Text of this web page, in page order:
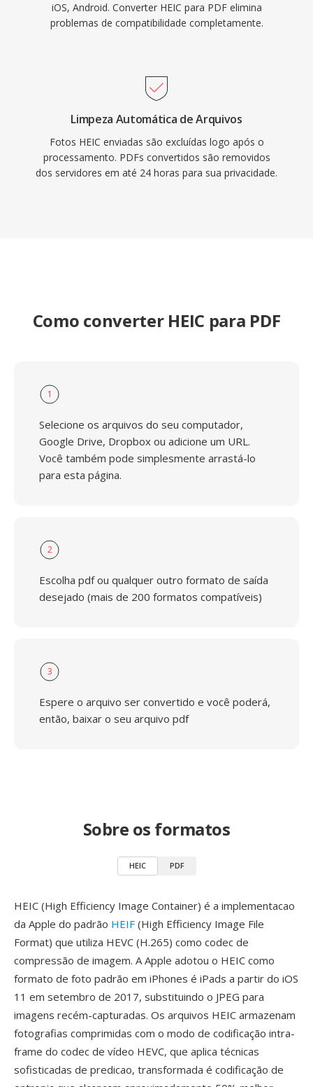
iOS, Android. Converter HEIC para PDF elimina
problemas de compatibilidade completamente.
Limpeza Automática de Arquivos
Fotos HEIC enviadas são excluídas logo após o
processamento. PDFs convertidos são removidos
dos servidores em até 24 horas para sua privacidade.
Como converter HEIC para PDF
1
Selecione os arquivos do seu computador,
Google Drive, Dropbox ou adicione um URL.
Você também pode simplesmente arrastá-lo
para esta página.
2
Escolha pdf ou qualquer outro formato de saída
desejado (mais de 200 formatos compatíveis)
3
Espere o arquivo ser convertido e você poderá,
então, baixar o seu arquivo pdf
Sobre os formatos
HEIC PDF
HEIC (High Efficiency Image Container) é a implementacao
da Apple do padrão HEIF (High Efficiency Image File
Format) que utiliza HEVC (H.265) como codec de
compressão de imagem. A Apple adotou o HEIC como
formato de foto padrão em iPhones é iPads a partir do iOS
11 em setembro de 2017, substituindo o JPEG para
imagens recém-capturadas. Os arquivos HEIC armazenam
fotografias comprimidas com o modo de codificação intra-
frame do codec de vídeo HEVC, que aplica técnicas
sofisticadas de predicao, transformada é codificação de